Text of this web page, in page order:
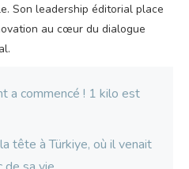
Son leadership éditorial place
au cœur du dialogue
a commencé ! 1 kilo est
tête à Türkiye, où il venait